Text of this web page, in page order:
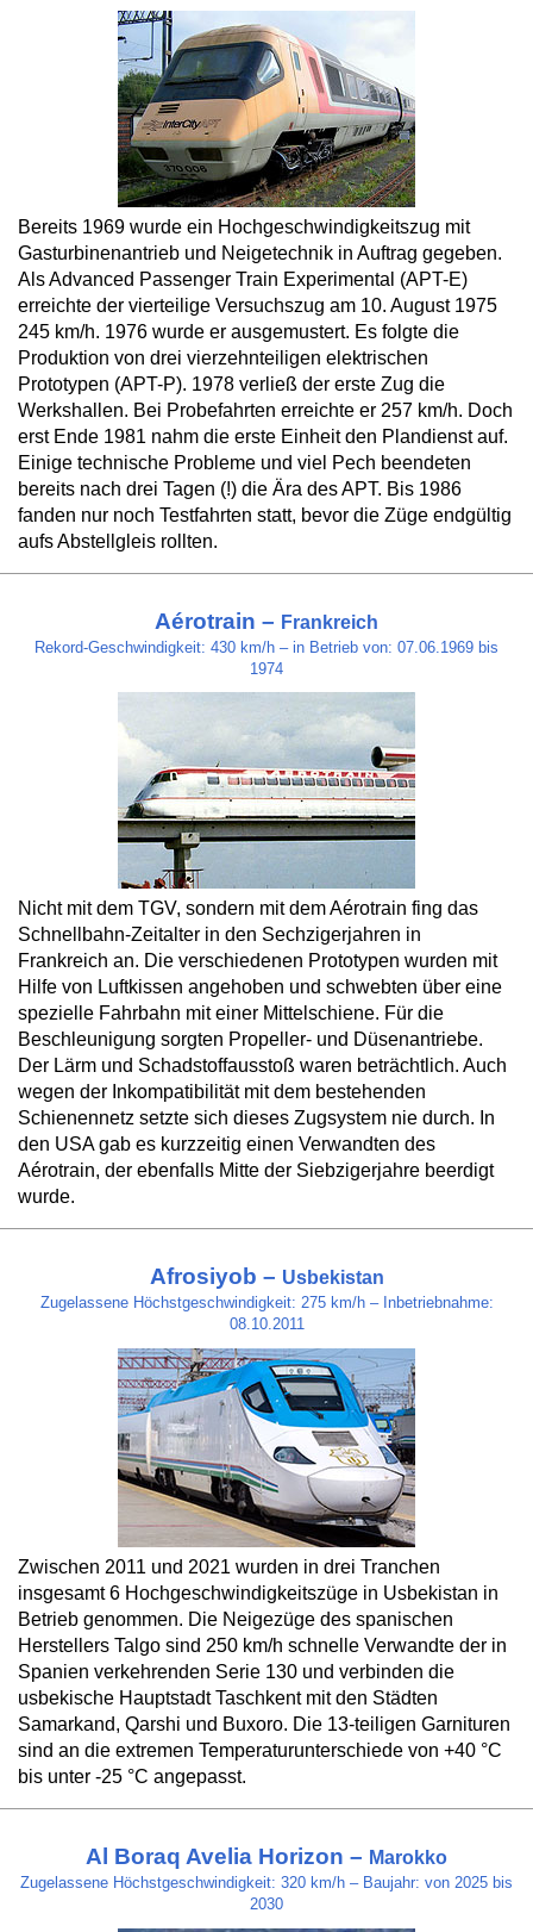
Bereits 1969 wurde ein Hochgeschwindigkeitszug mit
Gasturbinenantrieb und Neigetechnik in Auftrag gegeben.
Als Advanced Passenger Train Experimental (APT-E)
erreichte der vierteilige Versuchszug am 10. August 1975
245 km/h. 1976 wurde er ausgemustert. Es folgte die
Produktion von drei vierzehnteiligen elektrischen
Prototypen (APT-P). 1978 verließ der erste Zug die
Werkshallen. Bei Probefahrten erreichte er 257 km/h. Doch
erst Ende 1981 nahm die erste Einheit den Plandienst auf.
Einige technische Probleme und viel Pech beendeten
bereits nach drei Tagen (!) die Ära des APT. Bis 1986
fanden nur noch Testfahrten statt, bevor die Züge endgültig
aufs Abstellgleis rollten.
Aérotrain – Frankreich
Rekord-Geschwindigkeit: 430 km/h – in Betrieb von: 07.06.1969 bis
1974
Nicht mit dem TGV, sondern mit dem Aérotrain fing das
Schnellbahn-Zeitalter in den Sechzigerjahren in
Frankreich an. Die verschiedenen Prototypen wurden mit
Hilfe von Luftkissen angehoben und schwebten über eine
spezielle Fahrbahn mit einer Mittelschiene. Für die
Beschleunigung sorgten Propeller- und Düsenantriebe.
Der Lärm und Schadstoffausstoß waren beträchtlich. Auch
wegen der Inkompatibilität mit dem bestehenden
Schienennetz setzte sich dieses Zugsystem nie durch. In
den USA gab es kurzzeitig einen Verwandten des
Aérotrain, der ebenfalls Mitte der Siebzigerjahre beerdigt
wurde.
Afrosiyob – Usbekistan
Zugelassene Höchstgeschwindigkeit: 275 km/h – Inbetriebnahme:
08.10.2011
Zwischen 2011 und 2021 wurden in drei Tranchen
insgesamt 6 Hochgeschwindigkeitszüge in Usbekistan in
Betrieb genommen. Die Neigezüge des spanischen
Herstellers Talgo sind 250 km/h schnelle Verwandte der in
Spanien verkehrenden Serie 130 und verbinden die
usbekische Hauptstadt Taschkent mit den Städten
Samarkand, Qarshi und Buxoro. Die 13-teiligen Garnituren
sind an die extremen Temperaturunterschiede von +40 °C
bis unter -25 °C angepasst.
Al Boraq Avelia Horizon – Marokko
Zugelassene Höchstgeschwindigkeit: 320 km/h – Baujahr: von 2025 bis
2030